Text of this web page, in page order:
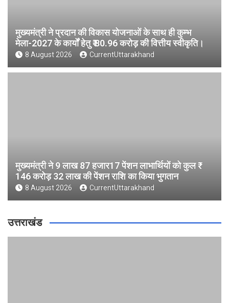
मुख्यमंत्री ने प्रदान की विकास योजनाओं के साथ ही कुम्भ
मेला-2027 के कार्यों हेतु ₹ 80.96 करोड़ की वित्तीय स्वीकृति।
8 August 2026 CurrentUttarakhand
मुख्यमंत्री ने 9 लाख 87 हजार17 पेंशन लाभार्थियों को कुल ₹
146 करोड़ 32 लाख की पेंशन राशि का किया भुगतान
8 August 2026 CurrentUttarakhand
उत्तराखंड